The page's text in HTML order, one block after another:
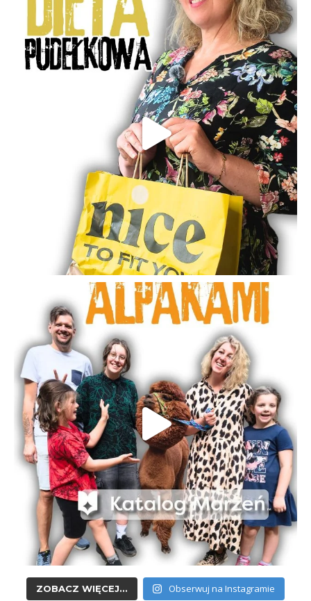
ZOBACZ WIĘCEJ... Obserwuj na Instagramie